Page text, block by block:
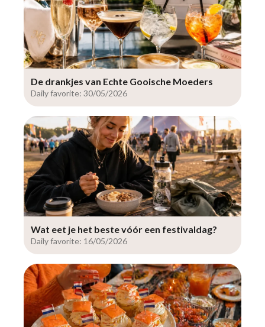
De drankjes van Echte Gooische Moeders
Daily favorite: 30/05/2026
Wat eet je het beste vóór een festivaldag?
Daily favorite: 16/05/2026